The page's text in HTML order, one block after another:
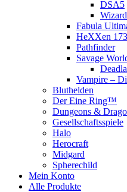
DSA5
Wizard
Fabula
HeXXen
Pathfinder
Savage
Vampire –
Bluthelden
Der Eine Ring™
Dungeons &
Gesellschaftsspiele
Halo
Herocraft
Midgard
Spherechild
Mein Konto
Alle Produkte